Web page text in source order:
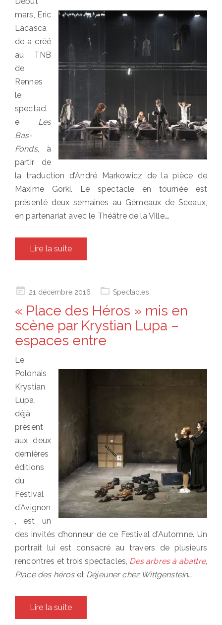
mars, Eric
Lacasca
de a créé
au TNB
de
Rennes
le
spectacl
e Les
Bas-
Fonds, à
partir de
la traduction d’André Markowicz de la pièce de
Maxime Gorki. Le spectacle en tournée est
présenté deux semaines au Gémeaux de Sceaux,
en partenariat avec le Théâtre de la Ville.…
Lire la suite
Posted21 décembre 2016 Spectacles
« Place des Héros » mis en
scène par Krystian Lupa –
espaces entre
Le
Polonais
Krystian
Lupa,
déjà
présent
aux deux
dernières
éditions
du
Festival
d’Avignon
, est un
des invités d’honneur de ce Festival d’Automne. Un
portrait lui est consacré au travers de plusieurs
rencontres et trois spectacles, Des arbres à abattre,
Place des héroset Déjeuner chez Wittgenstein.…
Lire la suite